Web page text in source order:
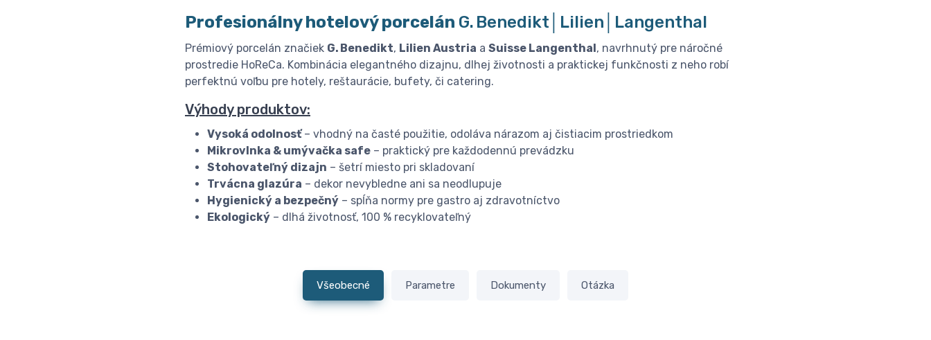
Profesionálny hotelový porcelán G. Benedikt│Lilien│Langenthal
Prémiový porcelán značiek G. Benedikt, Lilien Austria a Suisse Langenthal , navrhnutý pre náročné
prostredie HoReCa. Kombinácia elegantného dizajnu, dlhej životnosti a praktickej funkčnosti z neho robí
perfektnú voľbu pre hotely, reštaurácie, bufety, či catering.
Výhody produktov:
Vysoká odolnosť– vhodný na časté použitie, odoláva nárazom aj čistiacim prostriedkom
Mikrovlnka & umývačka safe – praktický pre každodennú prevádzku
Stohovateľný dizajn – šetrí miesto pri skladovaní
Trvácna glazúra – dekor nevybledne ani sa neodlupuje
Hygienický a bezpečný – spĺňa normy pre gastro aj zdravotníctvo
Ekologický – dlhá životnosť, 100 % recyklovateľný
Všeobecné Parametre Dokumenty Otázka